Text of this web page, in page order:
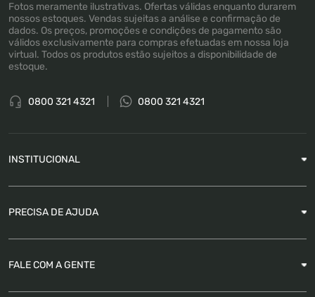
Fotos meramente ilustrativas. Ofertas válidas enquanto durarem
nossos estoques. Vendas sujeitas a análise e confirmação de
dados. Os preços, promoções e condições de pagamento são
válidos exclusivamente para compras efetuadas em nossa loja
virtual. Todos os produtos estão sujeitos a disponibilidade de
estoque.
0800 321 4321 0800 321 4321
INSTITUCIONAL
PRECISA DE AJUDA
FALE COM A GENTE